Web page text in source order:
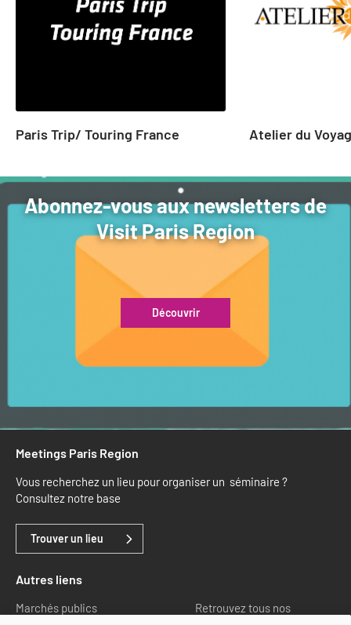
Paris Trip/ Touring France Atelier du
Abonnez-vous aux newsletters de
Visit Paris Region
Découvrir
Meetings Paris Region
Vous recherchez un lieu pour organiser un séminaire ?
Consultez notre base
Trouver un lieu
Autres liens
Marchés publics
Retrouvez tous nos